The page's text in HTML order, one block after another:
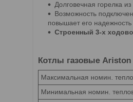
Долговечная горелка
Возможность
повышает его
Строенный 3-х
Котлы газовые Ariston
Максимальная номин.
Минимальная номин.